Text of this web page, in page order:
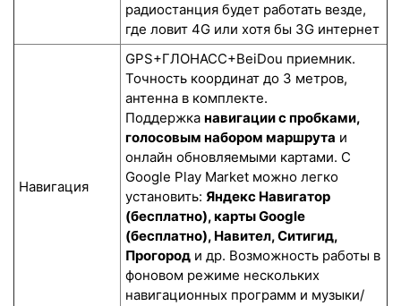
радиостанция будет работать везде,
где ловит 4G или хотя бы 3G интернет
Навигация
GPS+ГЛОНАСС+BeiDou приемник.
Точность координат до 3 метров,
антенна в комплекте.
Поддержка навигации с пробками,
голосовым набором маршрута и
онлайн обновляемыми картами. С
Google Play Market можно легко
установить: Яндекс Навигатор
(бесплатно), карты Google
(бесплатно), Навител, Ситигид,
Прогород и др. Возможность работы в
фоновом режиме нескольких
навигационных программ и музыки/